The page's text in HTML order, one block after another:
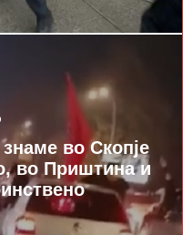
во Скопје
во Приштина и